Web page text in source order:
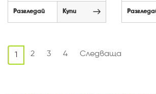
Разгледай Купи
1 2 3 4 Следваща